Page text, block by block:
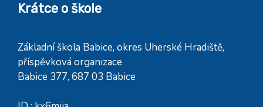
Krátce o škole
Základní škola Babice, okres Uherské Hradiště,
příspěvková organizace
Babice 377, 687 03 Babice